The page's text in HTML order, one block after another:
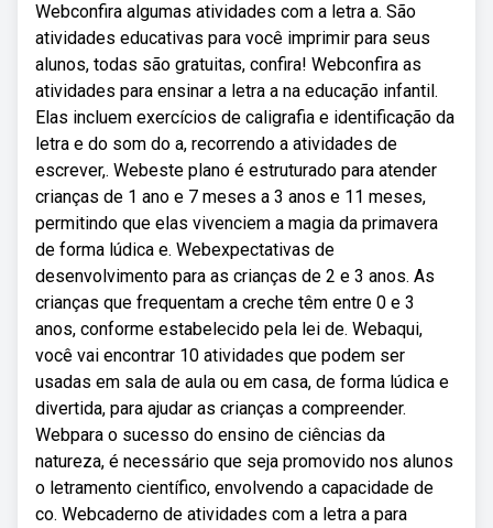
Webconfira algumas atividades com a letra a. São
atividades educativas para você imprimir para seus
alunos, todas são gratuitas, confira! Webconfira as
atividades para ensinar a letra a na educação infantil.
Elas incluem exercícios de caligrafia e identificação da
letra e do som do a, recorrendo a atividades de
escrever,. Webeste plano é estruturado para atender
crianças de 1 ano e 7 meses a 3 anos e 11 meses,
permitindo que elas vivenciem a magia da primavera
de forma lúdica e. Webexpectativas de
desenvolvimento para as crianças de 2 e 3 anos. As
crianças que frequentam a creche têm entre 0 e 3
anos, conforme estabelecido pela lei de. Webaqui,
você vai encontrar 10 atividades que podem ser
usadas em sala de aula ou em casa, de forma lúdica e
divertida, para ajudar as crianças a compreender.
Webpara o sucesso do ensino de ciências da
natureza, é necessário que seja promovido nos alunos
o letramento científico, envolvendo a capacidade de
co. Webcaderno de atividades com a letra a para